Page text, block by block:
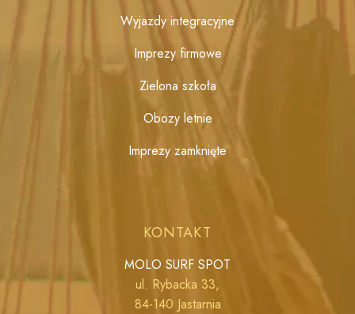
Wyjazdy integracyjne
Imprezy firmowe
Zielona szkoła
Obozy letnie
Imprezy zamknięte
KONTAKT
MOLO SURF SPOT
ul. Rybacka 33,
84-140 Jastarnia